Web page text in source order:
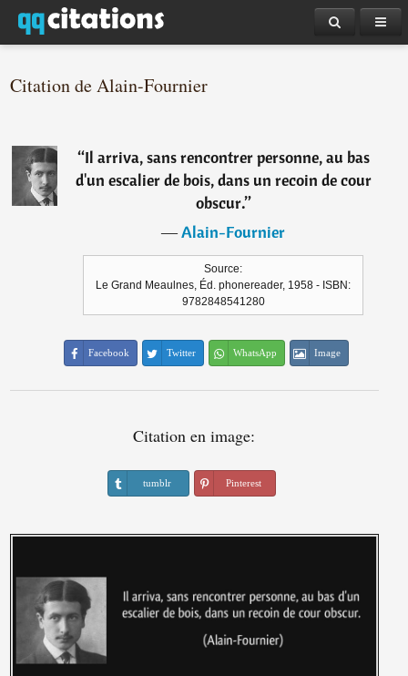
Citation de Alain-Fournier
“Il arriva, sans rencontrer personne, au bas
d'un escalier de bois, dans un recoin de cour
obscur.”
―Alain-Fournier
Source:
Le Grand Meaulnes, Éd. phonereader, 1958 - ISBN:
9782848541280
Facebook Twitter WhatsApp Image
Citation en image:
tumblr Pinterest